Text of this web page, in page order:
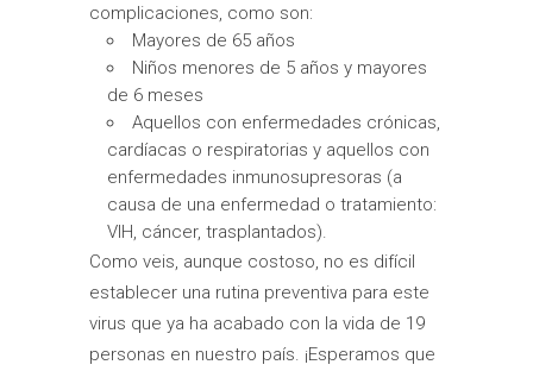
complicaciones, como son:
Mayores de 65 años
Niños menores de 5 años y mayores
de 6 meses
Aquellos con enfermedades crónicas,
cardíacas o respiratorias y aquellos con
enfermedades inmunosupresoras (a
causa de una enfermedad o tratamiento:
VIH, cáncer, trasplantados).
Como veis, aunque costoso, no es difícil
establecer una rutina preventiva para este
virus que ya ha acabado con la vida de 19
personas en nuestro país. ¡Esperamos que